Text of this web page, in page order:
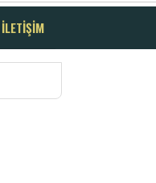
İLETİŞİM